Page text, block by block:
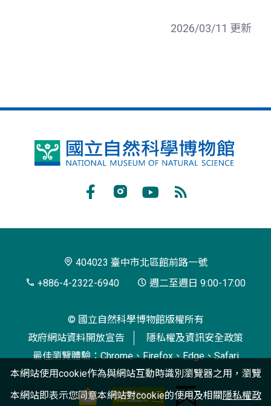
2026/03/11 更新
國
博
閱
404023 臺中市北區館前路一號
+886-4-2322-6940
週二至週日 9:00-17:00
© 國立自然科學博物館版權所有
政府網站資料開放宣告
隱私權及資訊安全政策
最佳瀏覽體驗：Chrome、Firefox、Edge、Safari
本網站使用cookie作為與網站互動時識別瀏覽器之用，瀏覽
本網站即表示您同意本網站對cookie的使用及相關隱私權政